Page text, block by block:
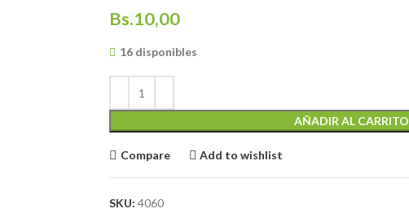
Bs.10,00
16 disponibles
AÑADIR AL CARRITO
Compare Add to wishlist
SKU: 4060